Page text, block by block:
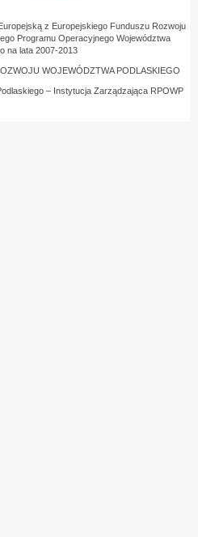
z Europejskiego Funduszu Rozwoju
Programu Operacyjnego Województwa
na lata 2007-2013
WOJEWÓDZTWA PODLASKIEGO
– Instytucja Zarządzająca RPOWP